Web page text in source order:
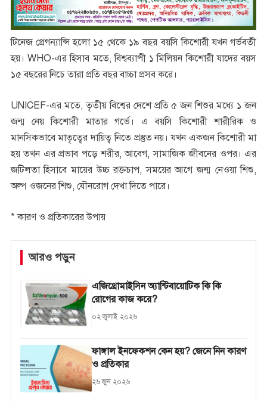
টিনেজ প্রেগন্যান্সি হলো ১৫ থেকে ১৯ বছর বয়সি কিশোরী যখন গর্ভবতী
হয়। WHO-এর হিসাব মতে, বিশ্বব্যাপী ১ মিলিয়ন কিশোরী যাদের বয়স
১৫ বছরের নিচে তারা প্রতি বছর বাচ্চা প্রসব করে।
UNICEF-এর মতে, তৃতীয় বিশ্বের দেশে প্রতি ৫ জন শিশুর মধ্যে ১ জন
জন্ম নেয় কিশোরী মাতার গর্ভে। এ বয়সি কিশোরী শারীরিক ও
মানসিকভাবে মাতৃত্বের দায়িত্ব নিতে প্রস্তুত নয়। যখন একজন কিশোরী মা
হয় তখন এর প্রভাব পড়ে শরীর, আবেগ, সামাজিক জীবনের ওপর। এর
জটিলতা হিসাবে মায়ের উচ্চ রক্তচাপ, সময়ের আগে জন্ম নেওয়া শিশু,
অল্প ওজনের শিশু, যৌনরোগ দেখা দিতে পারে।
* কারণ ও প্রতিকারের উপায়
আরও পড়ুন
এজিথ্রোমাইসিন অ্যান্টিবায়োটিক কি কি
রোগের কাজ করে?
০২ জুলাই ২০২৬
ফাঙ্গাল ইনফেকশন কেন হয়? জেনে নিন কারণ
ও প্রতিকার
২৬ জুন ২০২৬